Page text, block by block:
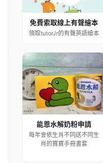
免費索取線上有聲繪本
領取tutorJr的有聲英語繪本
能恩水解奶粉申請
每年會依生肖不同送不同生
肖的寶寶手冊書套